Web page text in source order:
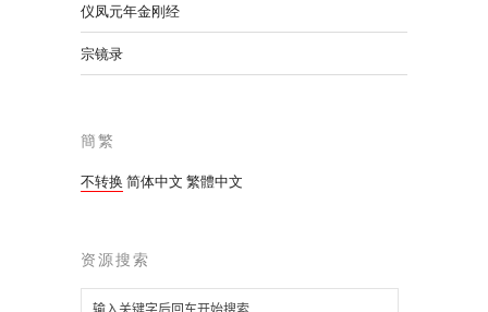
仪凤元年金刚经
宗镜录
簡繁
不转换 简体中文 繁體中文
资源搜索